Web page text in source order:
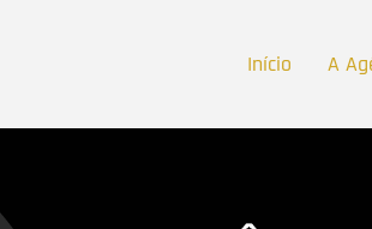
Início A